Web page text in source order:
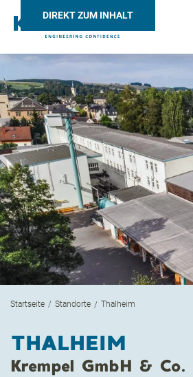
DIREKT ZUM INHALT
Search
Startseite Standorte Thalheim
THALHEIM
Krempel GmbH & Co.